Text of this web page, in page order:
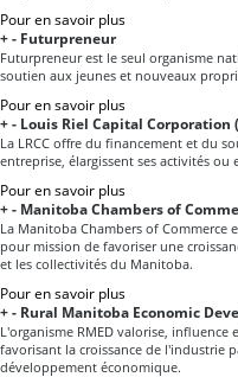
Pour en savoir plus
+- Futurpreneur
Futurpreneur est le seul organisme
soutien aux jeunes et nouveaux
Pour en savoir plus
+- Louis Riel Capital Corporation
La LRCC offre du financement et du
entreprise, élargissent ses activités ou
Pour en savoir plus
+- Manitoba Chambers of
La Manitoba Chambers of Commerce
pour mission de favoriser une
et les collectivités du Manitoba.
Pour en savoir plus
+- Rural Manitoba Economic
L'organisme RMED valorise,
favorisant la croissance de l'industrie
développement économique.